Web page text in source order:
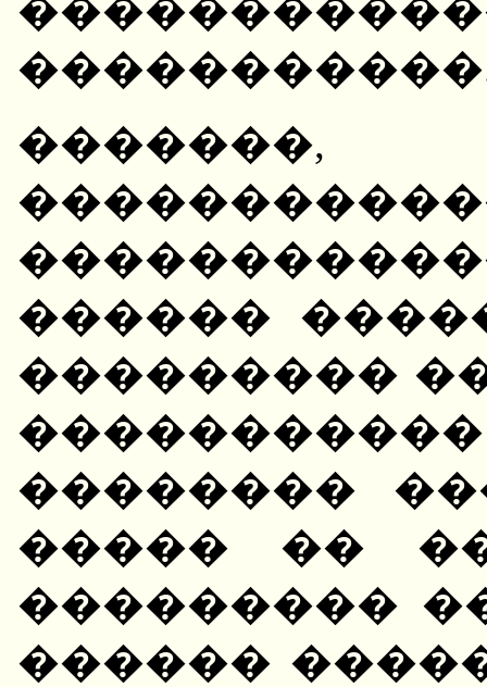
�������,
������
���������
��������
����� ��
���������
������